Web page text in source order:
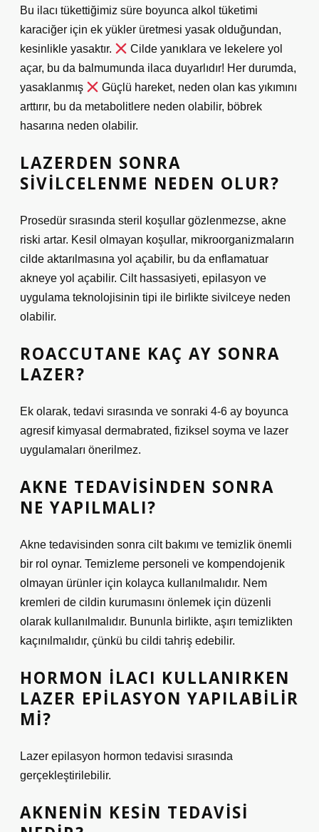
Bu ilacı tükettiğimiz süre boyunca alkol tüketimi
karaciğer için ek yükler üretmesi yasak olduğundan,
kesinlikle yasaktır.
Cilde yanıklara ve lekelere yol
açar, bu da balmumunda ilaca duyarlıdır! Her durumda,
yasaklanmış
Güçlü hareket, neden olan kas yıkımını
arttırır, bu da metabolitlere neden olabilir, böbrek
hasarına neden olabilir.
LAZERDEN SONRA
SIVILCELENME NEDEN OLUR?
Prosedür sırasında steril koşullar gözlenmezse, akne
riski artar. Kesil olmayan koşullar, mikroorganizmaların
cilde aktarılmasına yol açabilir, bu da enflamatuar
akneye yol açabilir. Cilt hassasiyeti, epilasyon ve
uygulama teknolojisinin tipi ile birlikte sivilceye neden
olabilir.
ROACCUTANE KAÇ AY SONRA
LAZER?
Ek olarak, tedavi sırasında ve sonraki 4-6 ay boyunca
agresif kimyasal dermabrated, fiziksel soyma ve lazer
uygulamaları önerilmez.
AKNE TEDAVISINDEN SONRA
NE YAPILMALI?
Akne tedavisinden sonra cilt bakımı ve temizlik önemli
bir rol oynar. Temizleme personeli ve kompendojenik
olmayan ürünler için kolayca kullanılmalıdır. Nem
kremleri de cildin kurumasını önlemek için düzenli
olarak kullanılmalıdır. Bununla birlikte, aşırı temizlikten
kaçınılmalıdır, çünkü bu cildi tahriş edebilir.
HORMON ILACI KULLANIRKEN
LAZER EPILASYON YAPILABILIR
MI?
Lazer epilasyon hormon tedavisi sırasında
gerçekleştirilebilir.
AKNENIN KESIN TEDAVISI